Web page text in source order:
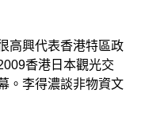
興代表香港特區政
香港日本觀光交
。李得濃談非物資文